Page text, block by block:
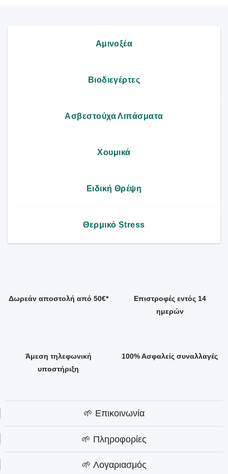
Αμινοξέα
Βιοδιεγέρτες
Ασβεστούχα Λιπάσματα
Χουμικά
Ειδική Θρέψη
Θερμικό Stress
Δωρεάν αποστολή από 50€*
Επιστροφές εντός 14
ημερών
Άμεση τηλεφωνική
υποστήριξη
100% Ασφαλείς συναλλαγές
🌱 Επικοινωνία
🌱 Πληροφορίες
🌱 Λογαριασμός